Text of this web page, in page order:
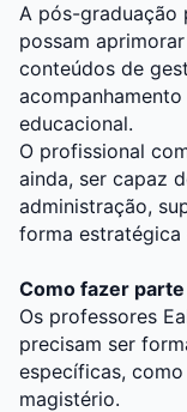
A pós-graduação
possam
conteúdos de
educacional.
O profissional
ainda, ser capaz
administração,
forma estratégica
Como fazer
Os professores
precisam ser
específicas,
magistério.